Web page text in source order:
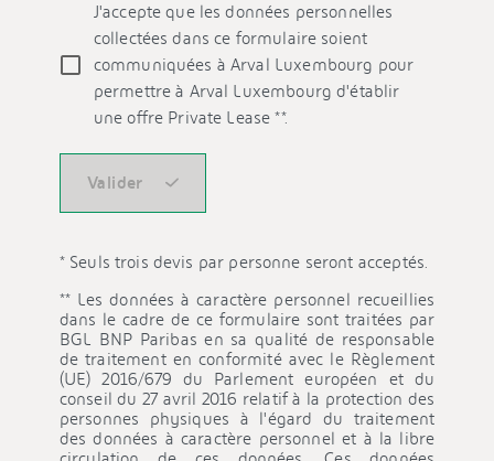
Les données personnelles recueillies par l'intermédiaire
de ce formulaire sont traitées par BGL BNP Paribas, en
sa qualité de responsable de traitement, afin de
prendre contact avec vous pour répondre à vos
demandes d’informations sur nos produits et services
en exécution de mesures précontractuelles ou
commerciales. Si vous n’êtes pas encore client de BGL
vous êtes client de BGL BNP Paribas, ces données
relation contractuelle.
Pour toute information complémentaire sur les
traitements de données effectués par BGL BNP Paribas
et sur vos droits en matière de protection des données
et l’exercice de ces derniers, nous vous invitons à
consulter laNotice Protection des données disponible
J'accepte que les données personnelles
collectées dans ce formulaire soient
communiquées à Arval Luxembourg pour
permettre à Arval Luxembourg d'établir
une offre Private Lease **.
Valider
* Seuls trois devis par personne seront acceptés.
** Les données à caractère personnel recueillies
dans le cadre de ce formulaire sont traitées par
BGL BNP Paribas en sa qualité de responsable
de traitement en conformité avec le Règlement
(UE) 2016/679 du Parlement européen et du
conseil du 27 avril 2016 relatif à la protection des
personnes physiques à l'égard du traitement
des données à caractère personnel et à la libre